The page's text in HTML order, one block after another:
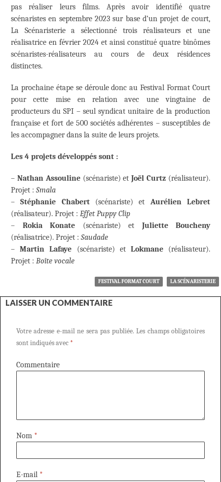
pas réaliser leurs films. Après avoir identifié quatre
scénaristes en septembre 2023 sur base d’un projet de court,
La Scénaristerie a sélectionné trois réalisateurs et une
réalisatrice en février 2024 et ainsi constitué quatre binômes
scénaristes-réalisateurs au cours de deux résidences
distinctes.
La prochaine étape se déroule donc au Festival Format Court
pour cette mise en relation avec une vingtaine de
producteurs du SPI – seul syndicat unitaire de la production
française et fort de 500 sociétés adhérentes – susceptibles de
les accompagner dans la suite de leurs projets.
Les 4 projets développés sont :
– Nathan Assouline(scénariste) etJoël Curtz (réalisateur).
Projet : Smala
–Stéphanie Chabert(scénariste) et Aurélien Lebret
(réalisateur). Projet : Effet Puppy Clip
– Rokia Konate (scénariste) et Juliette Boucheny
(réalisatrice). Projet : Saudade
–Martin Lafaye (scénariste) et Lokmane(réalisateur).
Projet : Boîte vocale
FESTIVAL FORMAT COURT LA SCÉNARISTERIE
LAISSER UN COMMENTAIRE
Votre adresse e-mail ne sera pas publiée. Les champs obligatoires
sont indiqués avec *
Commentaire
Nom *
E-mail *